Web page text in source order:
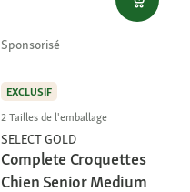
Sponsorisé
EXCLUSIF
2 Tailles de l'emballage
SELECT GOLD
Complete Croquettes
Chien Senior Medium